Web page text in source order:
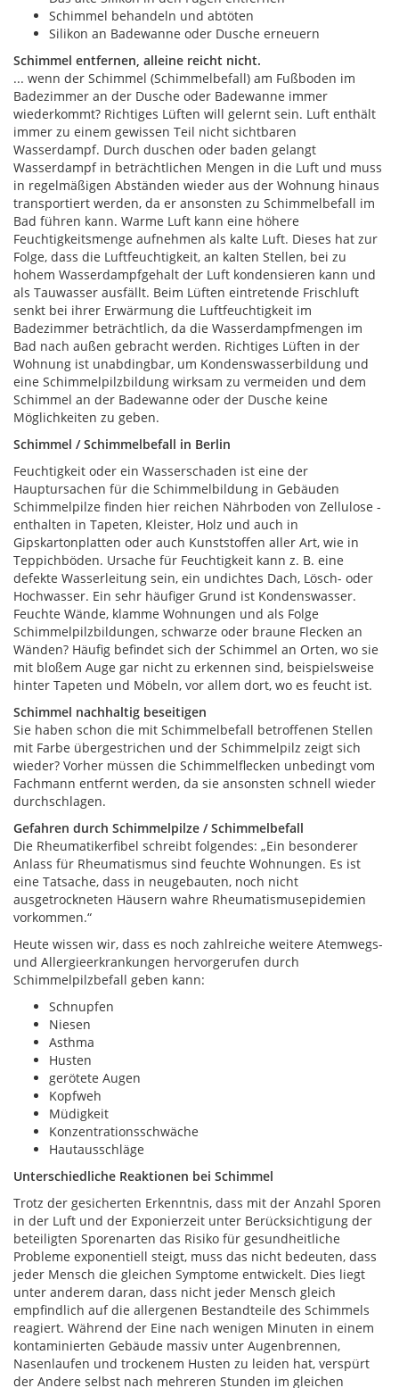
Schimmel behandeln und abtöten
Silikon an Badewanne oder Dusche erneuern
Schimmel entfernen, alleine reicht nicht.
... wenn der Schimmel (Schimmelbefall) am Fußboden im
Badezimmer an der Dusche oder Badewanne immer
wiederkommt? Richtiges Lüften will gelernt sein. Luft enthält
immer zu einem gewissen Teil nicht sichtbaren
Wasserdampf. Durch duschen oder baden gelangt
Wasserdampf in beträchtlichen Mengen in die Luft und muss
in regelmäßigen Abständen wieder aus der Wohnung hinaus
transportiert werden, da er ansonsten zu Schimmelbefall im
Bad führen kann. Warme Luft kann eine höhere
Feuchtigkeitsmenge aufnehmen als kalte Luft. Dieses hat zur
Folge, dass die Luftfeuchtigkeit, an kalten Stellen, bei zu
hohem Wasserdampfgehalt der Luft kondensieren kann und
als Tauwasser ausfällt. Beim Lüften eintretende Frischluft
senkt bei ihrer Erwärmung die Luftfeuchtigkeit im
Badezimmer beträchtlich, da die Wasserdampfmengen im
Bad nach außen gebracht werden. Richtiges Lüften in der
Wohnung ist unabdingbar, um Kondenswasserbildung und
eine Schimmelpilzbildung wirksam zu vermeiden und dem
Schimmel an der Badewanne oder der Dusche keine
Möglichkeiten zu geben.
Schimmel / Schimmelbefall in Berlin
Feuchtigkeit oder ein Wasserschaden ist eine der
Hauptursachen für die Schimmelbildung in Gebäuden
Schimmelpilze finden hier reichen Nährboden von Zellulose -
enthalten in Tapeten, Kleister, Holz und auch in
Gipskartonplatten oder auch Kunststoffen aller Art, wie in
Teppichböden. Ursache für Feuchtigkeit kann z. B. eine
defekte Wasserleitung sein, ein undichtes Dach, Lösch- oder
Hochwasser. Ein sehr häufiger Grund ist Kondenswasser.
Feuchte Wände, klamme Wohnungen und als Folge
Schimmelpilzbildungen, schwarze oder braune Flecken an
Wänden? Häufig befindet sich der Schimmel an Orten, wo sie
mit bloßem Auge gar nicht zu erkennen sind, beispielsweise
hinter Tapeten und Möbeln, vor allem dort, wo es feucht ist.
Schimmel nachhaltig beseitigen
Sie haben schon die mit Schimmelbefall betroffenen Stellen
mit Farbe übergestrichen und der Schimmelpilz zeigt sich
wieder? Vorher müssen die Schimmelflecken unbedingt vom
Fachmann entfernt werden, da sie ansonsten schnell wieder
durchschlagen.
Gefahren durch Schimmelpilze / Schimmelbefall
Die Rheumatikerfibel schreibt folgendes: „Ein besonderer
Anlass für Rheumatismus sind feuchte Wohnungen. Es ist
eine Tatsache, dass in neugebauten, noch nicht
ausgetrockneten Häusern wahre Rheumatismusepidemien
vorkommen.“
Heute wissen wir, dass es noch zahlreiche weitere Atemwegs-
und Allergieerkrankungen hervorgerufen durch
Schimmelpilzbefall geben kann:
Schnupfen
Niesen
Asthma
Husten
gerötete Augen
Kopfweh
Müdigkeit
Konzentrationsschwäche
Hautausschläge
Unterschiedliche Reaktionen bei Schimmel
Trotz der gesicherten Erkenntnis, dass mit der Anzahl Sporen
in der Luft und der Exponierzeit unter Berücksichtigung der
beteiligten Sporenarten das Risiko für gesundheitliche
Probleme exponentiell steigt, muss das nicht bedeuten, dass
jeder Mensch die gleichen Symptome entwickelt. Dies liegt
unter anderem daran, dass nicht jeder Mensch gleich
empfindlich auf die allergenen Bestandteile des Schimmels
reagiert. Während der Eine nach wenigen Minuten in einem
kontaminierten Gebäude massiv unter Augenbrennen,
Nasenlaufen und trockenem Husten zu leiden hat, verspürt
der Andere selbst nach mehreren Stunden im gleichen